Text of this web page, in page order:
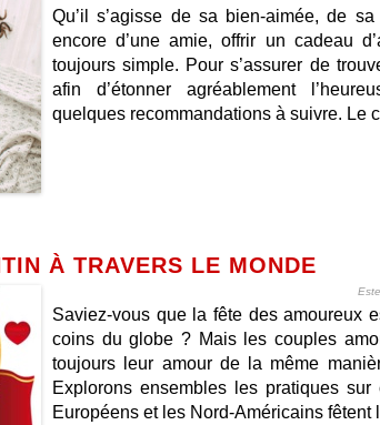
Qu’il s’agisse de sa bien-aimée, de
encore d’une amie, offrir un cadeau
toujours simple. Pour s’assurer de
afin d’étonner agréablement
quelques recommandations à suivre. Le
À TRAVERS LE MONDE
Saviez-vous que la fête des amoureux
coins du globe ? Mais les couples
toujours leur amour de la même
Explorons ensembles les pratiques sur
Européens et les Nord-Américains fêtent